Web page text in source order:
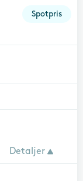
Spotpris
Detaljer